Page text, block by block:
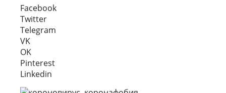
Facebook
Twitter
Telegram
VK
OK
Pinterest
Linkedin